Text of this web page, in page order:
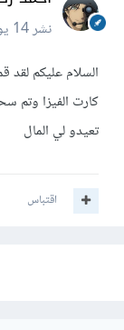
نشر14 يوليو 2024
السلام عليكم
كارت الفيزا وتم
تعيدو لي المال
اقتباس